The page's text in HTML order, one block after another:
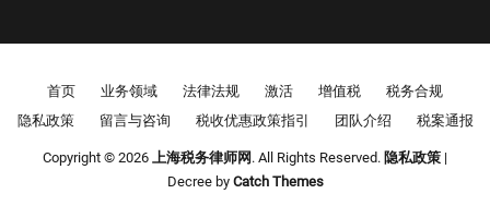
Footer menu
首页 业务领域 法律法规 激活 增值税
税务合规
隐私政策
留言与咨询 税收优惠政策指引 团队介绍 税案通报
Copyright © 2026 上海税务律师网 . All Rights Reserved. 隐私政策 |
Decree by Catch Themes